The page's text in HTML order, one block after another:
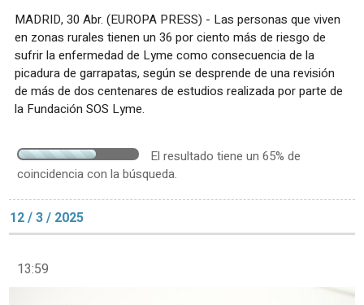
MADRID, 30 Abr. (EUROPA PRESS) - Las personas que viven
en zonas rurales tienen un 36 por ciento más de riesgo de
sufrir la enfermedad de Lyme como consecuencia de la
picadura de garrapatas, según se desprende de una revisión
de más de dos centenares de estudios realizada por parte de
la Fundación SOS Lyme.
El resultado tiene un 65% de
coincidencia con la búsqueda.
12 / 3 / 2025
13:59